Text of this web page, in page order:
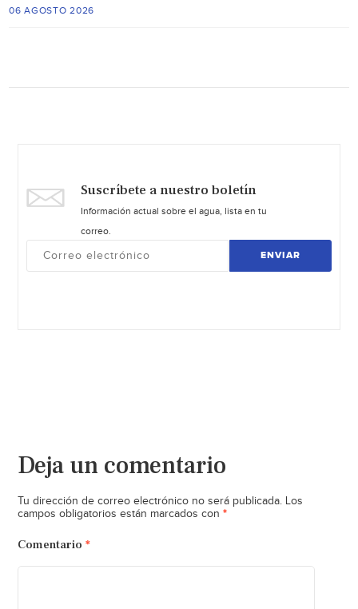
06 AGOSTO 2026
Suscríbete a nuestro boletín
Información actual sobre el agua, lista en tu
correo.
ENVIAR
Deja un comentario
Tu dirección de correo electrónico no será publicada. Los
campos obligatorios están marcados con *
Comentario *